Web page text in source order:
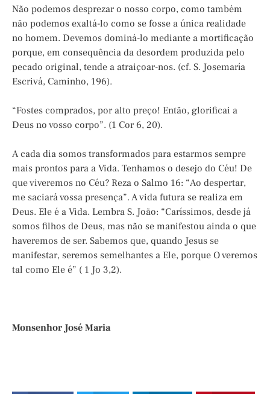
Não podemos desprezar o nosso corpo, como também
não podemos exaltá-lo como se fosse a única realidade
no homem. Devemos dominá-lo mediante a mortificação
porque, em consequência da desordem produzida pelo
pecado original, tende a atraiçoar-nos. (cf. S. Josemaría
Escrivá, Caminho, 196).
“Fostes comprados, por alto preço! Então, glorificai a
Deus no vosso corpo”. (1 Cor 6, 20).
A cada dia somos transformados para estarmos sempre
mais prontos para a Vida. Tenhamos o desejo do Céu! De
que viveremos no Céu? Reza o Salmo 16: “Ao despertar,
me saciará vossa presença”. A vida futura se realiza em
Deus. Ele é a Vida. Lembra S. João: “Caríssimos, desde já
somos filhos de Deus, mas não se manifestou ainda o que
haveremos de ser. Sabemos que, quando Jesus se
manifestar, seremos semelhantes a Ele, porque O veremos
tal como Ele é” ( 1 Jo 3,2).
Monsenhor José Maria